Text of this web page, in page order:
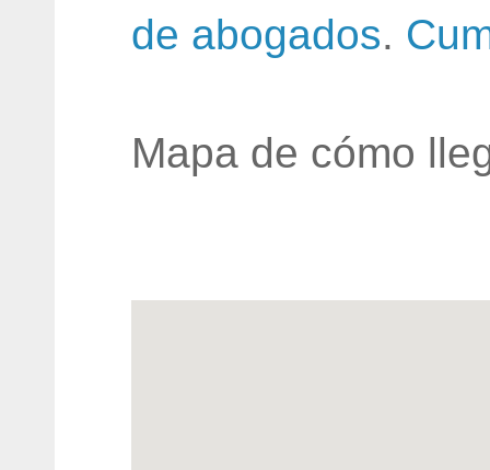
de abogados.
Mapa de cómo